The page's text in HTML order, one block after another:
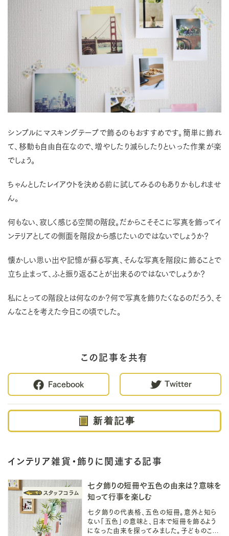
シンプルにマスキングテープで飾るのもおすすめです。簡単に飾れ
て、移動も自由自在なので、増やしたり減らしたりといった作業が楽
でしょう。
ちゃんとしたレイアウトを決める前に試してみるのもありかもしれませ
ん。
何もない、寂しく感じる空間の階段。だからこそそこに写真を飾ってイ
ンテリアとしての側面を階段から感じたいのではないでしょうか？
懐かしい思い出や記憶が蘇る写真、そんな写真を階段に飾ることで
立ち止まって、ふと振り返ることが出来るのではないでしょうか？
私にとっての階段とは何なのか？何で写真を飾りたくなるのだろう、そ
んなことを考えた今日この頃でした。
この記事を共有
Facebook Twitter
新着記事
インテリア雑貨・飾りに関連する記事
七夕飾りの短冊や五色の由来は？意味を
知って行事を楽しむ
七夕飾りの代表格、五色の短冊。意外と知ら
ない「五色」の意味と、日本で短冊を飾るよう
になった由来を探ってみました。子どものころ